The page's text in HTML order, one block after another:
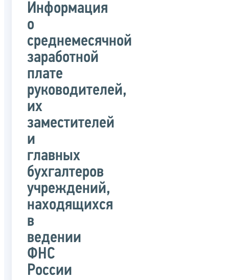
Информация
о
среднемесячной
заработной
плате
руководителей,
их
заместителей
и
главных
бухгалтеров
учреждений,
находящихся
в
ведении
ФНС
России